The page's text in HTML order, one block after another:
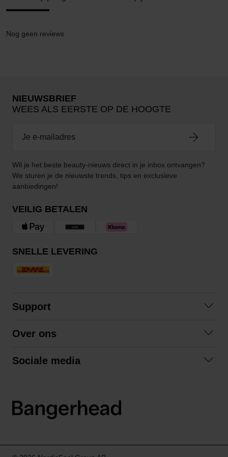
Nog geen reviews
NIEUWSBRIEF
WEES ALS EERSTE OP DE HOOGTE
Wil je het beste beauty-nieuws direct in je inbox ontvangen?
We sturen je de nieuwste trends, tips en exclusieve
aanbiedingen!
VEILIG BETALEN
SNELLE LEVERING
Support
Algemene voorwaarden
Over ons
Sociale media
LinkedIn